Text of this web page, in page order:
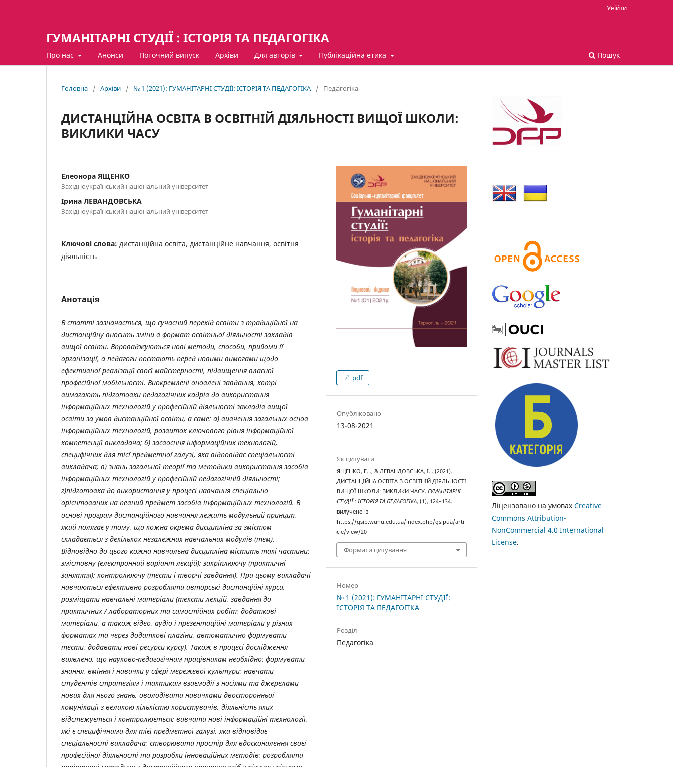
ГУМАНІТАРНІ СТУДІЇ : ІСТОРІЯ ТА ПЕДАГОГІКА
Про нас Анонси Поточний випуск Архіви Для авторів Публікаційна етика Пошук
Увійти
Головна / Архіви / № 1 (2021): ГУМАНІТАРНІ СТУДІЇ: ІСТОРІЯ ТА ПЕДАГОГІКА / Педагогіка
ДИСТАНЦІЙНА ОСВІТА В ОСВІТНІЙ ДІЯЛЬНОСТІ ВИЩОЇ ШКОЛИ:
ВИКЛИКИ ЧАСУ
Елеонора ЯЩЕНКО
Західноукраїнський національний університет
Ірина ЛЕВАНДОВСЬКА
Західноукраїнський національний університет
Ключові слова: дистанційна освіта, дистанційне навчання, освітня
діяльність
Анотація
В статті зазначається, що сучасний перехід освіти з традиційної на
дистанційну вносить зміни в формат освітньої діяльності закладів
вищої освіти. Впроваджуються нові методи, способи, прийоми її
організації, а педагоги постають перед новими вимогами щодо
ефективної реалізації своєї майстерності, підвищення власної
професійної мобільності. Виокремлені оновлені завдання, котрі
вимагають підготовки педагогічних кадрів до використання
інформаційних технологій у професійній діяльності закладів вищої
освіти за умов дистанційної освіти, а саме: а) вивчення загальних основ
інформаційних технологій, розвиток ключового рівня інформаційної
компетенції викладача; б) засвоєння інформаційних технологій,
специфічних для тієї предметної галузі, яка відповідає спеціальності
викладача; в) знань загальної теорії та методики використання засобів
інформаційних технологій у професійній педагогічній діяльності;
г)підготовка до використання у процесі навчання спеціально
орієнтованих на певний предмет засобів інформаційних технологій. В
основі програм дистанційного навчання лежить модульний принцип,
який полягає у тому, що кожна окрема дисципліна за змістом
складається з декількох незалежних навчальних модулів (тем).
Відповідно до цього кожна навчальна дисципліна містить такі частини:
змістовну (електронний варіант лекцій); закріплюючу (практичні
заняття); контролюючу (тести і творчі завдання). При цьому викладачі
навчаються ефективно розробляти авторські дистанційні курси,
розміщати навчальні матеріали (тексти лекцій, завдання до
практичних / лабораторних та самостійних робіт; додаткові
матеріали, а також відео, аудіо і презентаційні матеріали у різних
форматах та через додаткові плагіни, автоматично формувати
тести, додавати нові ресурси курсу). Також в процесі дослідження
виявлено, що науково-педагогічним працівникам необхідно: формувати
знання, вміння і навички у сфері мережевої культури; навчати
студентів стратегіям і тактикам взаємодії з носіями та джерелами
нових для нього знань, оволодівати навичками двосторонньої
комунікації з великою кількістю користувачів, діяльність яких
відстежується і контролюється; вивчати нові інформаційні технології,
які є специфічними для тієї предметної галузі, яка відповідає
спеціальності викладача; створювати простір для вдосконалення своєї
професійної діяльності та розробки інноваційних методів; розробляти
pdf
Опубліковано
13-08-2021
Як цитувати
ЯЩЕНКО, Е. ., & ЛЕВАНДОВСЬКА, І. . (2021).
ДИСТАНЦІЙНА ОСВІТА В ОСВІТНІЙ ДІЯЛЬНОСТІ
ВИЩОЇ ШКОЛИ: ВИКЛИКИ ЧАСУ.ГУМАНІТАРНІ
СТУДІЇ : ІСТОРІЯ ТА ПЕДАГОГІКА, (1), 124–134.
вилучено із
https://gsip.wunu.edu.ua/index.php/gsipua/arti
cle/view/20
Формати цитування
Номер
№ 1 (2021): ГУМАНІТАРНІ СТУДІЇ:
ІСТОРІЯ ТА ПЕДАГОГІКА
Розділ
Педагогіка
Ліцензовано на умовах Creative
Commons Attribution-
NonCommercial 4.0 International
License.